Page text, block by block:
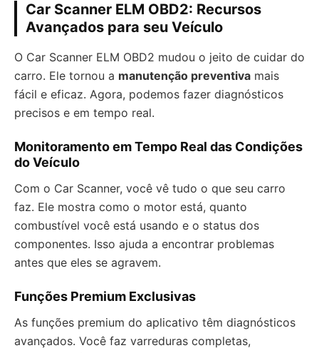
Car Scanner ELM OBD2: Recursos
Avançados para seu Veículo
O Car Scanner ELM OBD2 mudou o jeito de cuidar do
carro. Ele tornou a manutenção preventiva mais
fácil e eficaz. Agora, podemos fazer diagnósticos
precisos e em tempo real.
Monitoramento em Tempo Real das Condições
do Veículo
Com o Car Scanner, você vê tudo o que seu carro
faz. Ele mostra como o motor está, quanto
combustível você está usando e o status dos
componentes. Isso ajuda a encontrar problemas
antes que eles se agravem.
Funções Premium Exclusivas
As funções premium do aplicativo têm diagnósticos
avançados. Você faz varreduras completas,